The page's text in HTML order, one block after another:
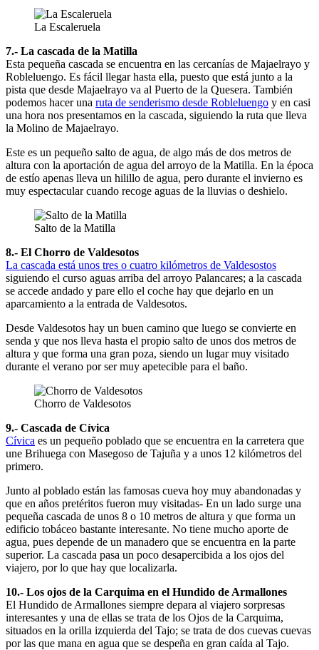
La Escaleruela
7.- La cascada de la Matilla
Esta pequeña cascada se encuentra en las cercanías de Majaelrayo y
Robleluengo. Es fácil llegar hasta ella, puesto que está junto a la
pista que desde Majaelrayo va al Puerto de la Quesera. También
podemos hacer una ruta de senderismo desde Robleluengo y en casi
una hora nos presentamos en la cascada, siguiendo la ruta que lleva
la Molino de Majaelrayo.
Este es un pequeño salto de agua, de algo más de dos metros de
altura con la aportación de agua del arroyo de la Matilla. En la época
de estío apenas lleva un hilillo de agua, pero durante el invierno es
muy espectacular cuando recoge aguas de la lluvias o deshielo.
Salto de la Matilla
8.- El Chorro de Valdesotos
La cascada está unos tres o cuatro kilómetros de Valdesostos
siguiendo el curso aguas arriba del arroyo Palancares; a la cascada
se accede andado y pare ello el coche hay que dejarlo en un
aparcamiento a la entrada de Valdesotos.
Desde Valdesotos hay un buen camino que luego se convierte en
senda y que nos lleva hasta el propio salto de unos dos metros de
altura y que forma una gran poza, siendo un lugar muy visitado
durante el verano por ser muy apetecible para el baño.
Chorro de Valdesotos
9.- Cascada de Cívica
Cívica es un pequeño poblado que se encuentra en la carretera que
une Brihuega con Masegoso de Tajuña y a unos 12 kilómetros del
primero.
Junto al poblado están las famosas cueva hoy muy abandonadas y
que en años pretéritos fueron muy visitadas- En un lado surge una
pequeña cascada de unos 8 o 10 metros de altura y que forma un
edificio tobáceo bastante interesante. No tiene mucho aporte de
agua, pues depende de un manadero que se encuentra en la parte
superior. La cascada pasa un poco desapercibida a los ojos del
viajero, por lo que hay que localizarla.
10.- Los ojos de la Carquima en el Hundido de Armallones
El Hundido de Armallones siempre depara al viajero sorpresas
interesantes y una de ellas se trata de los Ojos de la Carquima,
situados en la orilla izquierda del Tajo; se trata de dos cuevas cuevas
por las que mana en agua que se despeña en gran caída al Tajo.